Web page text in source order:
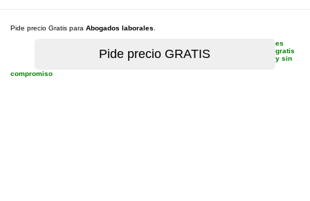
Pide precio Gratis para Abogados laborales
es
gratis
y sin
compromiso